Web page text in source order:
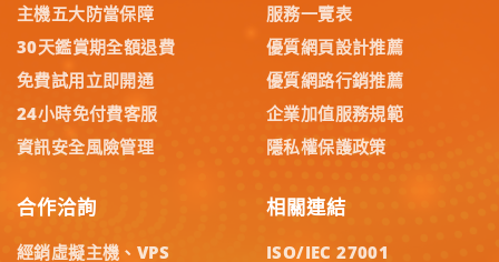
主機五大防當保障
30天鑑賞期全額退費
免費試用立即開通
24小時免付費客服
資訊安全風險管理
服務一覽表
優質網頁設計推薦
優質網路行銷推薦
企業加值服務規範
隱私權保護政策
合作洽詢
經銷虛擬主機、VPS
相關連結
ISO/IEC 27001